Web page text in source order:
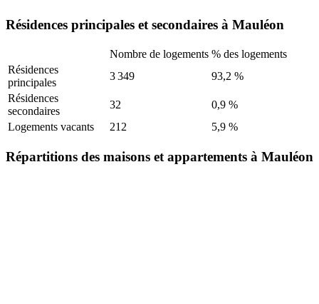
Résidences principales et secondaires à Mauléon
Nombre de logements % des logements
Résidences
principales
3 349
93,2 %
Résidences
secondaires
32
0,9 %
Logements vacants
212 5,9 %
Répartitions des maisons et appartements à Mauléon